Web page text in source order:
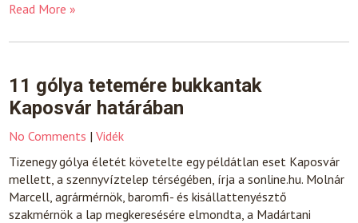
Read More »
11 gólya tetemére bukkantak
Kaposvár határában
No Comments |Vidék
Tizenegy gólya életét követelte egy példátlan eset Kaposvár
mellett, a szennyvíztelep térségében, írja a sonline.hu. Molnár
Marcell, agrármérnök, baromfi- és kisállattenyésztő
szakmérnök a lap megkeresésére elmondta, a Madártani